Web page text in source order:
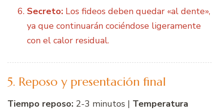
Secreto: Los fideos deben quedar «al dente»,
ya que continuarán cociéndose ligeramente
con el calor residual.
5. Reposo y presentación final
Tiempo reposo: 2-3 minutos | Temperatura